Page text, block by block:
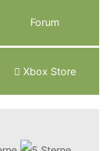
Forum
Xbox Store